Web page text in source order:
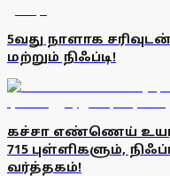
5வது நாளாக
மற்றும் நிஃப்டி!
கச்சா எண்ணெய்
715 புள்ளிகளும்,
வர்த்தகம்!